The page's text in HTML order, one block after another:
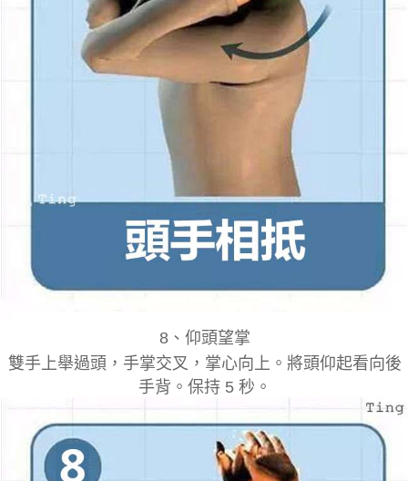
8、 仰頭望掌
雙手上舉過頭，手掌交叉，掌心向上。將頭仰起看向後
手背。保持 5 秒。